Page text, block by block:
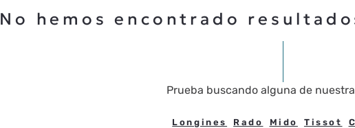
No hemos encontrado
Prueba buscando alguna de
Longines Rado Mido Tissot